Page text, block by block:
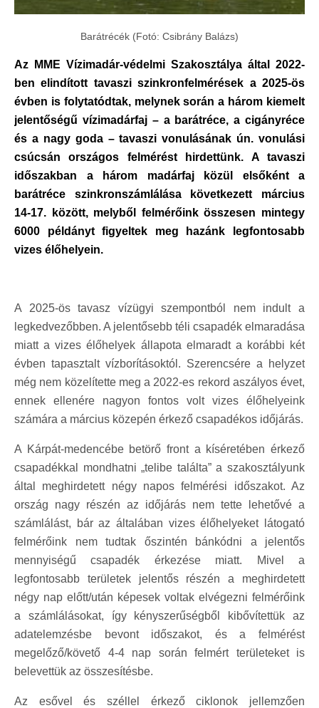
Barátrécék (Fotó: Csibrány Balázs)
Az MME Vízimadár-védelmi Szakosztálya által 2022-
ben elindított tavaszi szinkronfelmérések a 2025-ös
évben is folytatódtak, melynek során a három kiemelt
jelentőségű vízimadárfaj – a barátréce, a cigányréce
és a nagy goda – tavaszi vonulásának ún. vonulási
csúcsán országos felmérést hirdettünk. A tavaszi
időszakban a három madárfaj közül elsőként a
barátréce szinkronszámlálása következett március
14-17. között, melyből felmérőink összesen mintegy
6000 példányt figyeltek meg hazánk legfontosabb
vizes élőhelyein.
A 2025-ös tavasz vízügyi szempontból nem indult a
legkedvezőbben. A jelentősebb téli csapadék elmaradása
miatt a vizes élőhelyek állapota elmaradt a korábbi két
évben tapasztalt vízborításoktól. Szerencsére a helyzet
még nem közelítette meg a 2022-es rekord aszályos évet,
ennek ellenére nagyon fontos volt vizes élőhelyeink
számára a március közepén érkező csapadékos időjárás.
A Kárpát-medencébe betörő front a kíséretében érkező
csapadékkal mondhatni „telibe találta” a szakosztályunk
által meghirdetett négy napos felmérési időszakot. Az
ország nagy részén az időjárás nem tette lehetővé a
számlálást, bár az általában vizes élőhelyeket látogató
felmérőink nem tudtak őszintén bánkódni a jelentős
mennyiségű csapadék érkezése miatt. Mivel a
legfontosabb területek jelentős részén a meghirdetett
négy nap előtt/után képesek voltak elvégezni felmérőink
a számlálásokat, így kényszerűségből kibővítettük az
adatelemzésbe bevont időszakot, és a felmérést
megelőző/követő 4-4 nap során felmért területeket is
belevettük az összesítésbe.
Az esővel és széllel érkező ciklonok jellemzően